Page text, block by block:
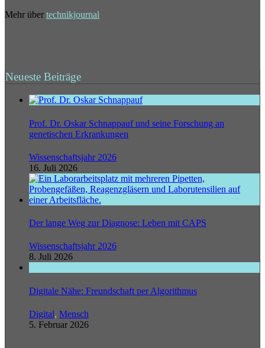
Mehr über technikjournal
Neueste Beiträge
Prof. Dr. Oskar Schnappauf und seine Forschung an
genetischen Erkrankungen
Wissenschaftsjahr 2026
16. Juli 2026
Der lange Weg zur Diagnose: Leben mit CAPS
Wissenschaftsjahr 2026
8. Juli 2026
Digitale Nähe: Freundschaft per Algorithmus
Digital, Mensch
5. Februar 2026